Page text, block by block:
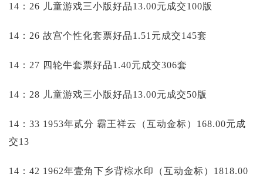
14：26 儿童游戏三小版好品13.00元成交100版
14：26 故宫个性化套票好品1.51元成交145套
14：27 四轮牛套票好品1.40元成交306套
14：28 儿童游戏三小版好品13.00元成交50版
14：33 1953年贰分 霸王祥云（互动金标）168.00元成
交13
14：42 1962年壹角下乡背棕水印（互动金标）1818.00